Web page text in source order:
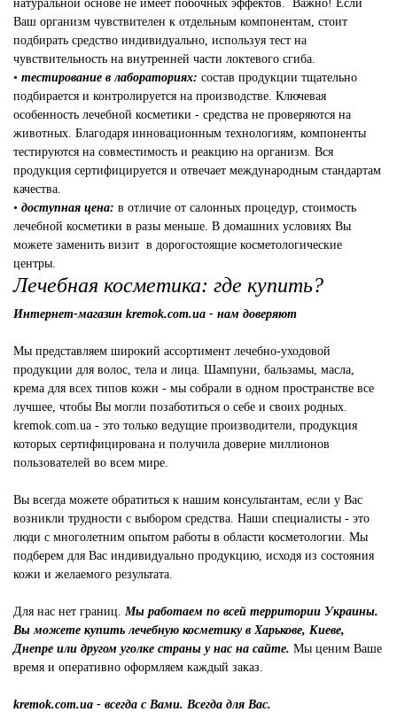
натуральной основе не имеет побочных эффектов. Важно! Если
Ваш организм чувствителен к отдельным компонентам, стоит
подбирать средство индивидуально, используя тест на
чувствительность на внутренней части локтевого сгиба.
• тестирование в лабораториях: состав продукции тщательно
подбирается и контролируется на производстве. Ключевая
особенность лечебной косметики - средства не проверяются на
животных. Благодаря инновационным технологиям, компоненты
тестируются на совместимость и реакцию на организм. Вся
продукция сертифицируется и отвечает международным стандартам
качества.
• доступная цена: в отличие от салонных процедур, стоимость
лечебной косметики в разы меньше. В домашних условиях Вы
можете заменить визит в дорогостоящие косметологические
центры.
Лечебная косметика: где купить?
Интернет-магазин kremok.com.ua - нам доверяют
Мы представляем широкий ассортимент лечебно-уходовой
продукции для волос, тела и лица. Шампуни, бальзамы, масла,
крема для всех типов кожи - мы собрали в одном пространстве все
лучшее, чтобы Вы могли позаботиться о себе и своих родных.
kremok.com.ua - это только ведущие производители, продукция
которых сертифицирована и получила доверие миллионов
пользователей во всем мире.
Вы всегда можете обратиться к нашим консультантам, если у Вас
возникли трудности с выбором средства. Наши специалисты - это
люди с многолетним опытом работы в области косметологии. Мы
подберем для Вас индивидуально продукцию, исходя из состояния
кожи и желаемого результата.
Для нас нет границ. Мы работаем по всей территории Украины.
Вы можете купить лечебную косметику в Харькове, Киеве,
Днепре или другом уголке страны у нас на сайте. Мы ценим Ваше
время и оперативно оформляем каждый заказ.
kremok.com.ua - всегда с Вами. Всегда для Вас.